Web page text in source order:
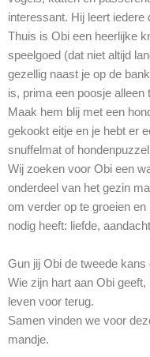
interessant. Hij leert iedere
Thuis is Obi een heerlijke
speelgoed (dat niet altijd
gezellig naast je op de
is, prima een poosje alleen
Maak hem blij met een
gekookt eitje en je hebt er
snuffelmat of
Wij zoeken voor Obi een
onderdeel van het gezin
om verder op te groeien
nodig heeft: liefde,
Gun jij Obi de tweede kans
Wie zijn hart aan Obi
leven voor terug.
Samen vinden we voor
mandje.